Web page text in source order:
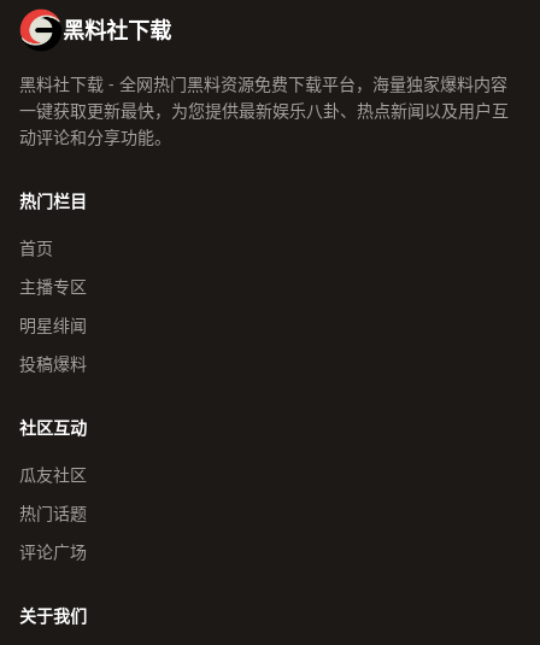
黑料社下载
黑料社下载 - 全网热门黑料资源免费下载平台，海量独家爆料内容
一键获取更新最快，为您提供最新娱乐八卦、热点新闻以及用户互
动评论和分享功能。
热门栏目
首页
主播专区
明星绯闻
投稿爆料
社区互动
瓜友社区
热门话题
评论广场
关于我们